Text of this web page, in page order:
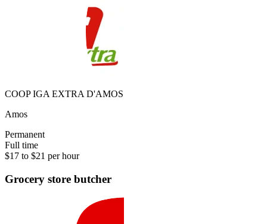
COOP IGA EXTRA D'AMOS
Amos
Permanent
Full time
$17 to $21 per hour
Grocery store butcher